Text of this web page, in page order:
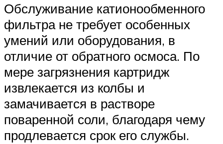
Обслуживание катионообменного
фильтра не требует особенных
умений или оборудования, в
отличие от обратного осмоса. По
мере загрязнения картридж
извлекается из колбы и
замачивается в растворе
поваренной соли, благодаря чему
продлевается срок его службы.